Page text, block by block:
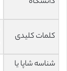
کلمات کلیدی
شناسه شاپا یا